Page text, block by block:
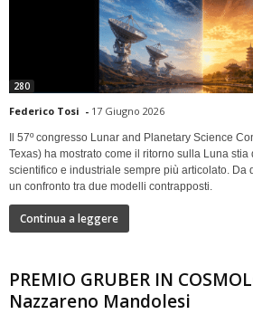
280
Federico Tosi - 17 Giugno 2026
Il 57º congresso Lunar and Planetary Science
Texas) ha mostrato come il ritorno sulla Luna
scientifico e industriale sempre più articolato. Da
un confronto tra due modelli contrapposti.
Continua a leggere
PREMIO GRUBER IN
Nazzareno Mandolesi